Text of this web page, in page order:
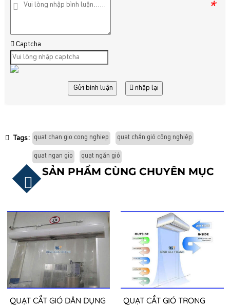
*
Captcha
Gửi bình luận nhập lại
Tags: quat chan gio cong nghiep quạt chắn gió công nghiệp
quat ngan gio quạt ngăn gió
SẢN PHẨM CÙNG CHUYÊN MỤC
QUẠT CẮT GIÓ DÂN DỤNG
QUẠT CẮT GIÓ TRONG